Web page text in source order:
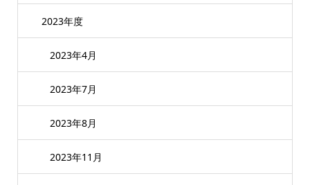
2023年度
2023年4月
2023年7月
2023年8月
2023年11月